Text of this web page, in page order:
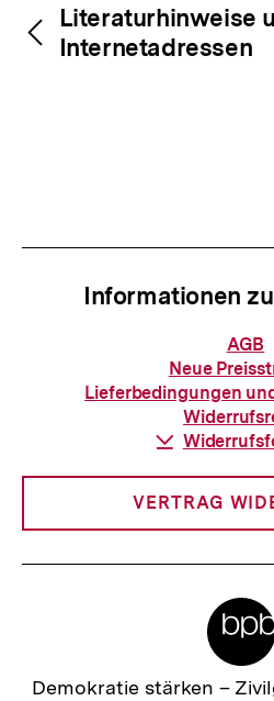
Inhaltsnavigation
Literaturhinweise
Internetadressen
Informationen
zur
AGB
Neue
Lieferbedingungen
VERTRAG
Zur
Demokratie stärken –